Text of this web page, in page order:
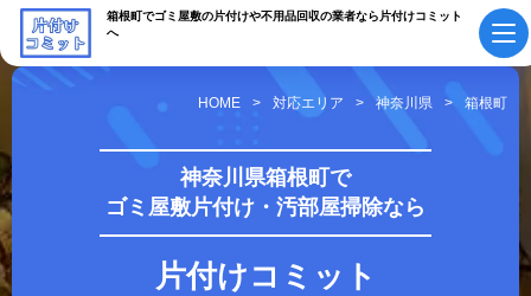
箱根町でゴミ屋敷の片付けや不用品回収の業者なら片付けコミット
へ
初めての方へ ご依頼の流れ
会社概要・
スタッフ紹介
よくあるご質問
HOME 対応エリア 神奈川県 箱根町
神奈川県箱根町で
ゴミ屋敷片付け・汚部屋掃除なら
片付けコミット